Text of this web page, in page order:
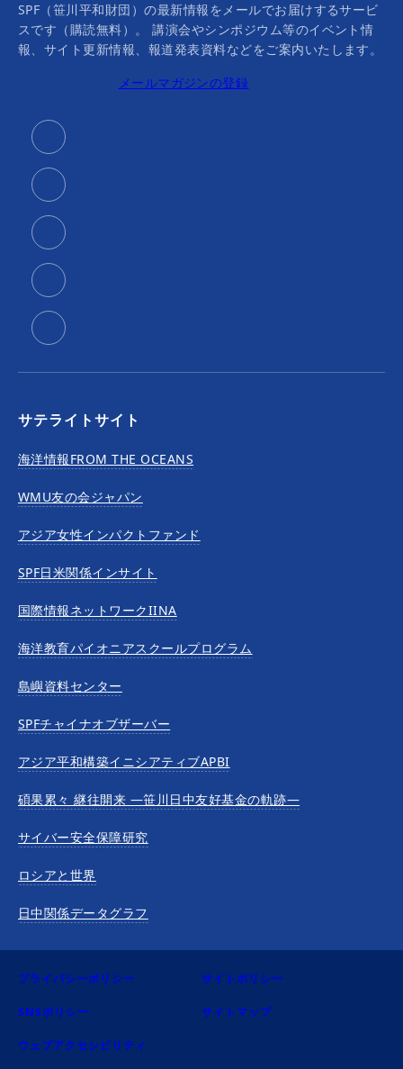
SPF（笹川平和財団）の最新情報をメールでお届けするサービ
スです（購読無料）。 講演会やシンポジウム等のイベント情
報、サイト更新情報、報道発表資料などをご案内いたします。
メールマガジンの登録
サテライトサイト
海洋情報FROM THE OCEANS
WMU友の会ジャパン
アジア女性インパクトファンド
SPF日米関係インサイト
国際情報ネットワークIINA
海洋教育パイオニアスクールプログラム
島嶼資料センター
SPFチャイナオブザーバー
アジア平和構築イニシアティブAPBI
碩果累々 継往開来 —笹川日中友好基金の軌跡—
サイバー安全保障研究
ロシアと世界
日中関係データグラフ
プライバシーポリシー サイトポリシー
SNSポリシー サイトマップ
ウェブアクセシビリティ